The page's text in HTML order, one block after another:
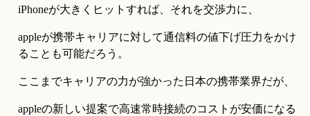
iPhoneが大きくヒットすれば、それを交渉力に、
appleが携帯キャリアに対して通信料の値下げ圧力をかけ
ることも可能だろう。
ここまでキャリアの力が強かった日本の携帯業界だが、
appleの新しい提案で高速常時接続のコストが安価になる